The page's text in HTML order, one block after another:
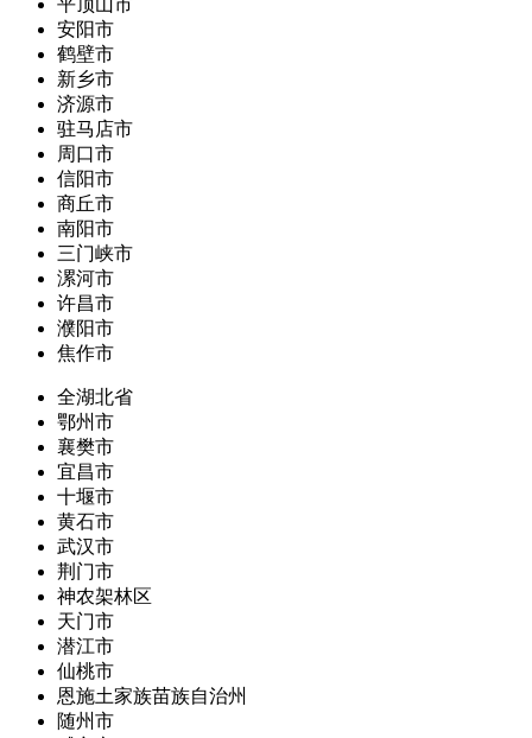
平顶山市
安阳市
鹤壁市
新乡市
济源市
驻马店市
周口市
信阳市
商丘市
南阳市
三门峡市
漯河市
许昌市
濮阳市
焦作市
全湖北省
鄂州市
襄樊市
宜昌市
十堰市
黄石市
武汉市
荆门市
神农架林区
天门市
潜江市
仙桃市
恩施土家族苗族自治州
随州市